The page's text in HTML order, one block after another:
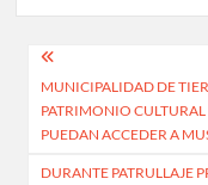
Navegación
de
entradas
MUNICIPALIDAD DE
PATRIMONIO
PUEDAN ACCEDER A
DURANTE PATRULLAJE